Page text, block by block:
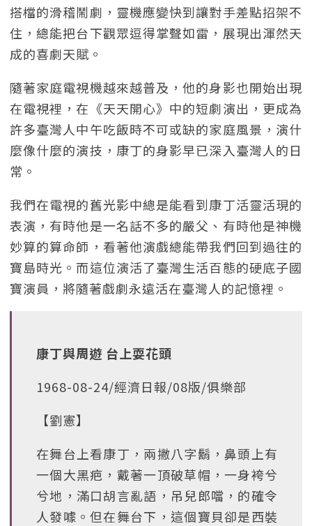
搭檔的滑稽鬧劇，靈機應變快到讓對手差點招架不
住，總能把台下觀眾逗得掌聲如雷，展現出渾然天
成的喜劇天賦。
隨著家庭電視機越來越普及，他的身影也開始出現
在電視裡，在《天天開心》中的短劇演出，更成為
許多臺灣人中午吃飯時不可或缺的家庭風景，演什
麼像什麼的演技，康丁的身影早已深入臺灣人的日
常。
我們在電視的舊光影中總是能看到康丁活靈活現的
表演，有時他是一名話不多的嚴父、有時他是神機
妙算的算命師，看著他演戲總能帶我們回到過往的
寶島時光。而這位演活了臺灣生活百態的硬底子國
寶演員，將隨著戲劇永遠活在臺灣人的記憶裡。
康丁與周遊 台上耍花頭
1968-08-24/經濟日報/08版/俱樂部
【劉憲】
在舞台上看康丁，兩撇八字鬍，鼻頭上有
一個大黑疤，戴著一頂破草帽，一身袴兮
兮地，滿口胡言亂語，吊兒郎噹，的確令
人發噱。但在舞台下，這個寶貝卻是西裝